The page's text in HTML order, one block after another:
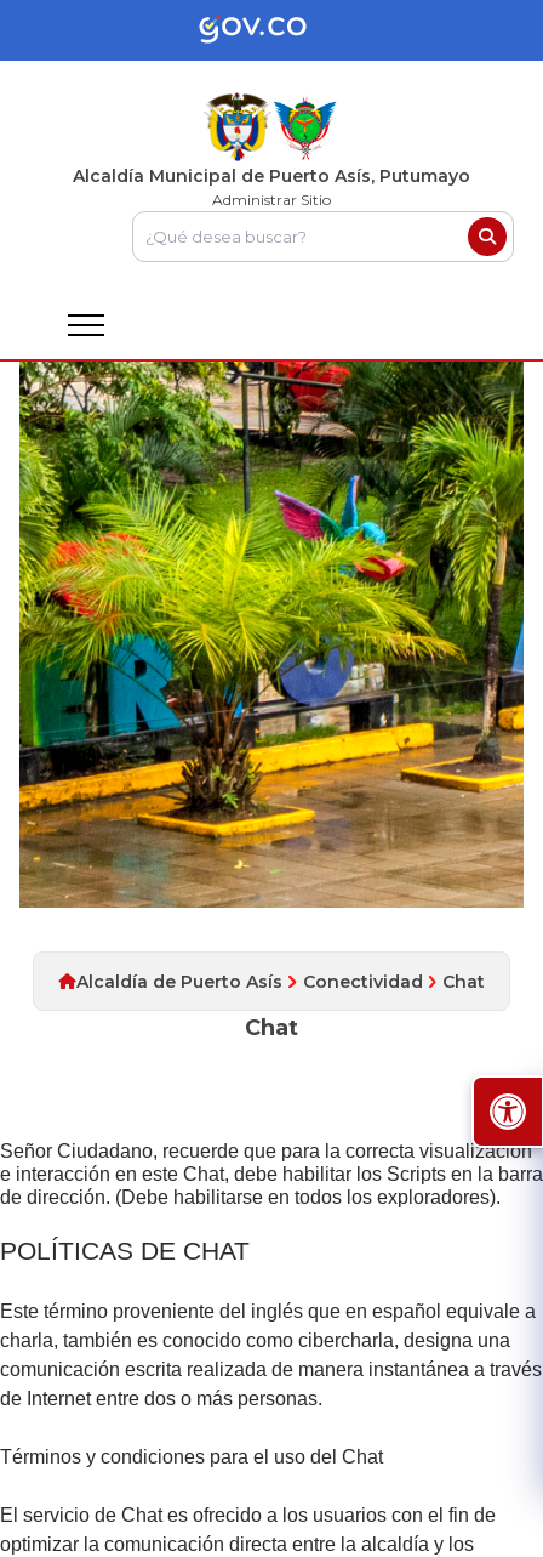
Alcaldía Municipal de Puerto Asís, Putumayo
Administrar Sitio
Alcaldía de Puerto Asís Conectividad Chat
Chat
Señor Ciudadano, recuerde que para la correcta visualización
e interacción en este Chat, debe habilitar los Scripts en la barra
de dirección. (Debe habilitarse en todos los exploradores).​
​POLÍTICAS DE CHAT​
Este término proveniente del inglés que en español equivale a
charla, también es conocido como cibercharla, designa una
comunicación escrita realizada de manera instantánea a través
de Internet entre dos o más personas.
Términos y condiciones para el uso del Chat
El servicio de Chat es ofrecido a los usuarios con el fin de
optimizar la comunicación directa entre la alcaldía y los